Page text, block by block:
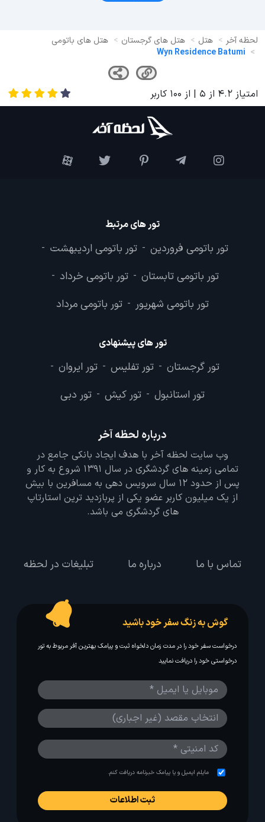
لحظه آخر هتل هتل های گرجستان
هتل های باتومی
Wyn Residence Batumi
امتیاز 4.2 از 5 | از 100 کاربر
تور های مرتبط
تور باتومی فروردین - تور باتومی اردیبهشت -
تور باتومی تابستان - تور باتومی خرداد -
تور باتومی شهریور - تور باتومی مرداد
تور های پیشنهادی
تور گرجستان - تور تفلیس - تور ایروان -
تور استانبول - تور کیش - تور دبی
درباره لحظه آخر
وب سایت لحظه آخر با هدف ایجاد بانکی جامع در
تمامی زمینه های گردشگری در سال 1391 شروع به کار و
پس از حدود 12 سال سرویس دهی به مسافرین با بیش
از یک میلیون کاربر عضو یکی از پربازدید ترین استارتاپ
های گردشگری می باشد.
تماس با ما درباره ما تبلیغات در لحظه
گوش به زنگ سفر خود باشید
درخواست سفر خود را در مدت زمان دلخواه ثبت و پیامک بهترین آفر مربوط به تور
درخواستی خود را دریافت نمایید
مایلم ایمیل و یا پیامک خبرنامه دریافت کنم.